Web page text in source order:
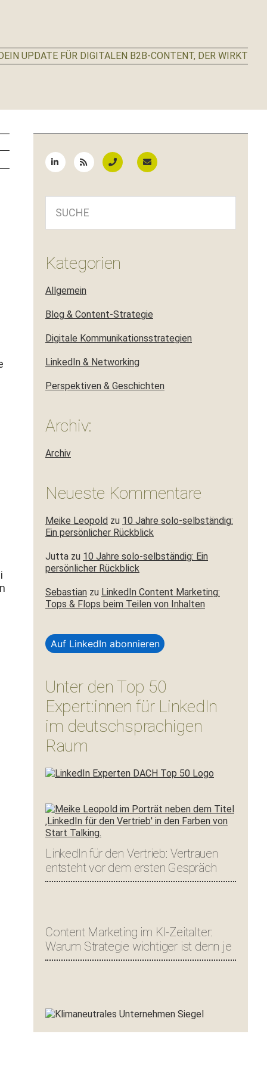
UPDATE FÜR DIGITALEN B2B-CONTENT, DER WIRKT
Kategorien
Allgemein
Blog & Content-Strategie
Digitale Kommunikationsstrategien
LinkedIn & Networking
Perspektiven & Geschichten
Archiv:
Archiv
Neueste Kommentare
Meike Leopold zu 10 Jahre solo-selbständig:
Ein persönlicher Rückblick
Jutta zu 10 Jahre solo-selbständig: Ein
persönlicher Rückblick
Sebastian zu LinkedIn Content Marketing:
Tops & Flops beim Teilen von Inhalten
Auf LinkedIn abonnieren
Unter den Top 50
Expert:innen für LinkedIn
im deutschsprachigen
Raum
LinkedIn für den Vertrieb: Vertrauen
entsteht vor dem ersten Gespräch
Content Marketing im KI-Zeitalter:
Warum Strategie wichtiger ist denn je